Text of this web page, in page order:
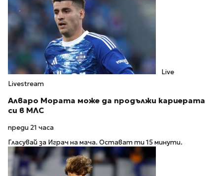
Live
Livestream
Алваро Мората може да продължи кариерата
си в МЛС
преди 21 часа
Гласувай за Играч на мача. Остават ти 15 минути.